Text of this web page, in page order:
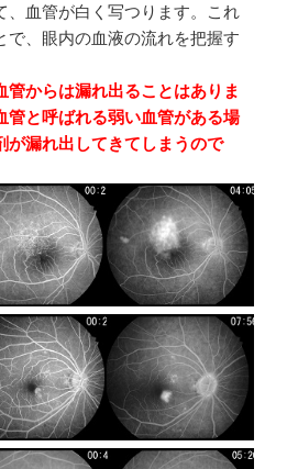
、血管が白く写つります。これ
で、眼内の血液の流れを把握す
管からは漏れ出ることはありま
管と呼ばれる弱い血管がある場
が漏れ出してきてしまうので